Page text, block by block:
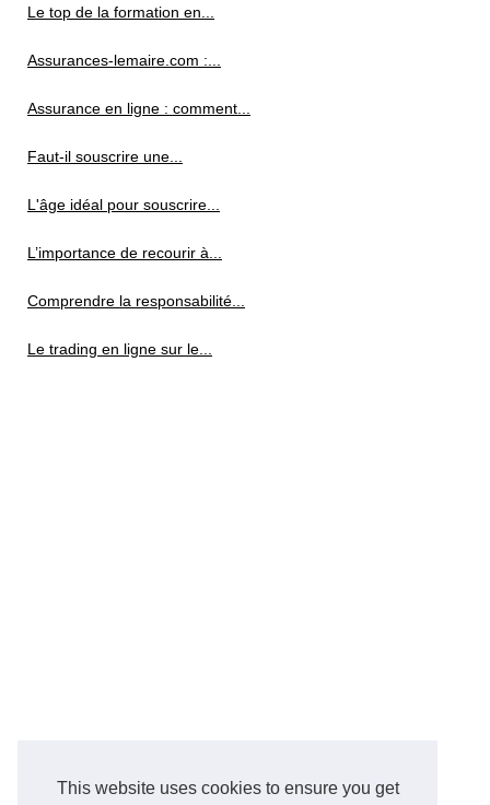
This website uses cookies to ensure you get
Le top de la formation en...
Assurances-lemaire.com :...
Assurance en ligne : comment...
Faut-il souscrire une...
L'âge idéal pour souscrire...
L’importance de recourir à...
Comprendre la responsabilité...
Le trading en ligne sur le...